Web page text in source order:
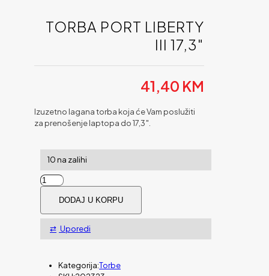
TORBA PORT LIBERTY
III 17,3″
41,40 KM
Izuzetno lagana torba koja će Vam poslužiti
za prenošenje laptopa do 17,3″.
10 na zalihi
Torba
PORT
Liberty
III
17,3"
količina
DODAJ U KORPU
Uporedi
Kategorija:Torbe